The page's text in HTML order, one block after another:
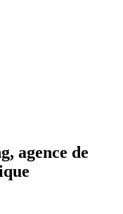
agence de